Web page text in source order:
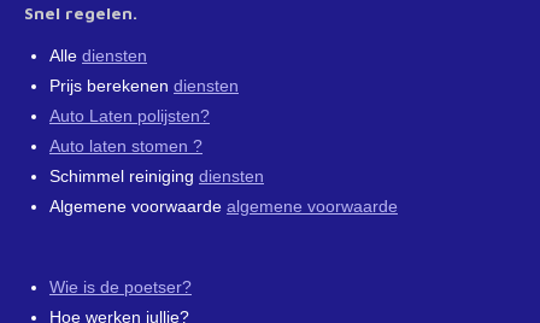
Snel regelen.
Alle diensten
Prijs berekenen diensten
Auto Laten polijsten?
Auto laten stomen ?
Schimmel reiniging diensten
Algemene voorwaarde algemene voorwaarde
Wie is de poetser?
Hoe werken jullie?